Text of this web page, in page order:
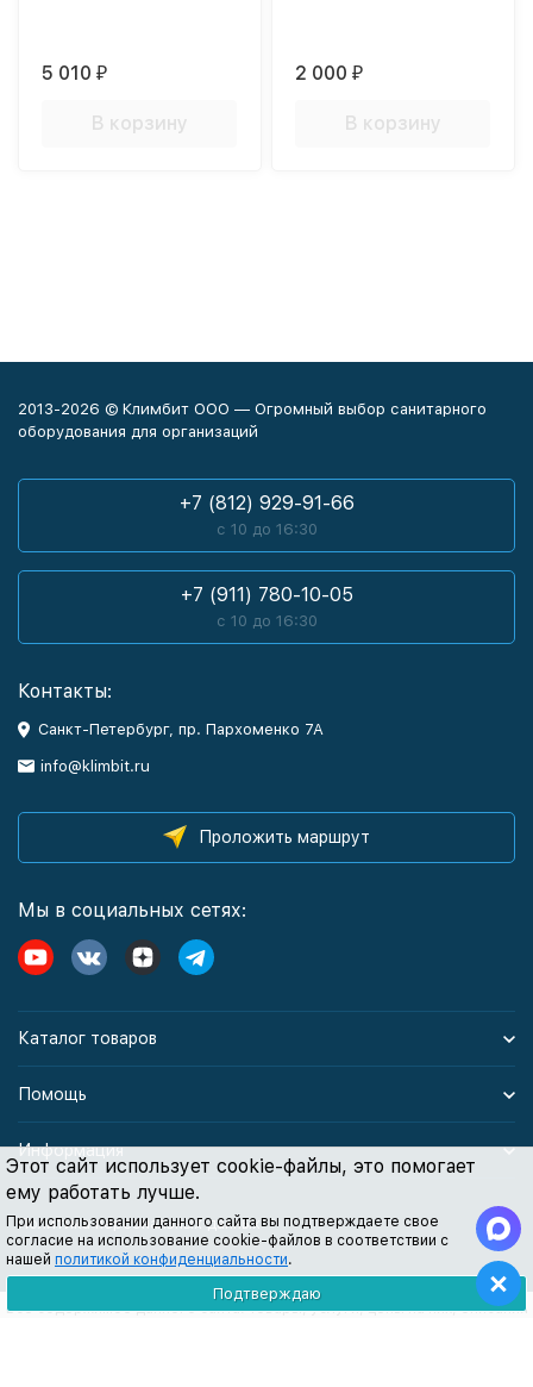
Этот сайт использует cookie-файлы, это помогает
ему работать лучше.
При использовании данного сайта вы подтверждаете свое
согласие на использование cookie-файлов в соответствии с
нашей политикой конфиденциальности.
Подтверждаю
5 010₽
В корзину
2 000₽
В корзину
2013-2026 © Климбит ООО — Огромный выбор санитарного
оборудования для организаций
+7 (812) 929-91-66
с 10 до 16:30
+7 (911) 780-10-05
с 10 до 16:30
Контакты:
Санкт-Петербург, пр. Пархоменко 7А
info@klimbit.ru
Проложить маршрут
Мы в социальных сетях:
Каталог товаров
Помощь
Информация
Политика персональных данных
Все содержимое данного сайта: товары, услуги, цены на них, описания